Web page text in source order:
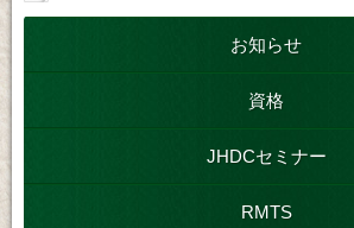
お知らせ
資格
JHDCセミナー
RMTS